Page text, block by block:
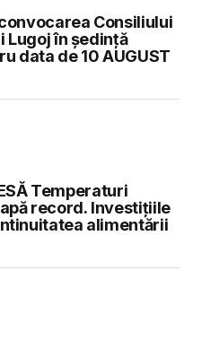
Consiliului
Lugoj în şedinţă
data de 10 AUGUST
Temperaturi
record. Investițiile
alimentării